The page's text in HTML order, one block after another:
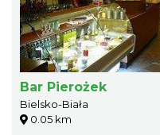
Bar Pierożek
Bielsko-Biała
0.05 km